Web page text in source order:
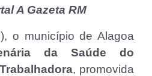
A Gazeta RM
o município de Alagoa
da Saúde do
, promovida